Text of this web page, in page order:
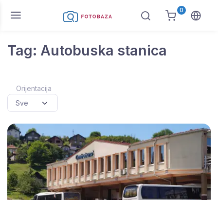
0
Tag: Autobuska stanica
Orijentacija